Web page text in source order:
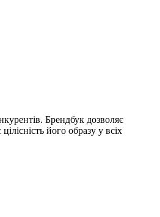
Брендбук дозволяє
його образу у всіх